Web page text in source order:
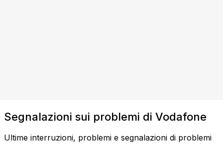
Segnalazioni sui problemi di Vodafone
Ultime interruzioni, problemi e segnalazioni di problemi